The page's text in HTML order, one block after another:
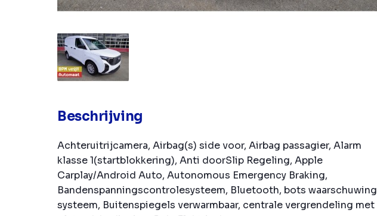
Beschrijving
Achteruitrijcamera, Airbag(s) side voor, Airbag passagier, Alarm
klasse 1(startblokkering), Anti doorSlip Regeling, Apple
Carplay/Android Auto, Autonomous Emergency Braking,
Bandenspanningscontrolesysteem, Bluetooth, bots waarschuwing
systeem, Buitenspiegels verwarmbaar, centrale vergrendeling met